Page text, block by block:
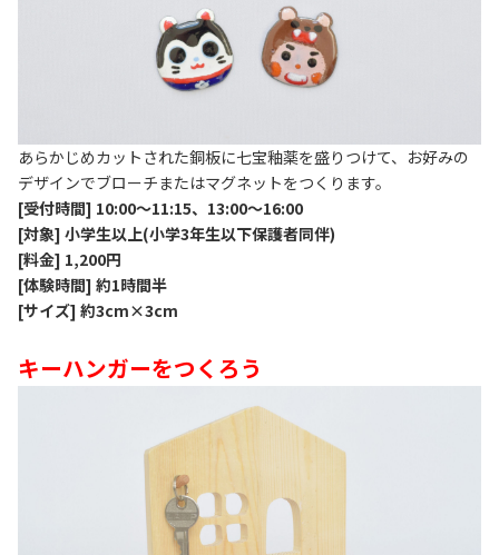
あらかじめカットされた銅板に七宝釉薬を盛りつけて、お好みの
デザインでブローチまたはマグネットをつくります。
[受付時間] 10:00～11:15、13:00～16:00
[対象] 小学生以上(小学3年生以下保護者同伴)
[料金] 1,200円
[体験時間] 約1時間半
[サイズ] 約3cm×3cm
キーハンガーをつくろう